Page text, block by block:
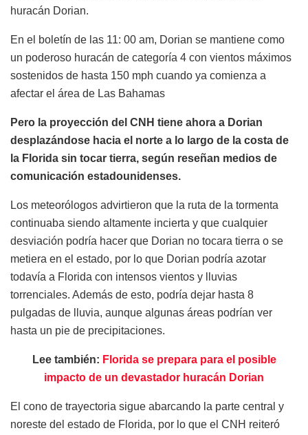
huracán Dorian.
En el boletín de las 11: 00 am, Dorian se mantiene como
un poderoso huracán de categoría 4 con vientos máximos
sostenidos de hasta 150 mph cuando ya comienza a
afectar el área de Las Bahamas
Pero la proyección del CNH tiene ahora a Dorian
desplazándose hacia el norte a lo largo de la costa de
la Florida sin tocar tierra, según reseñan medios de
comunicación estadounidenses.
Los meteorólogos advirtieron que la ruta de la tormenta
continuaba siendo altamente incierta y que cualquier
desviación podría hacer que Dorian no tocara tierra o se
metiera en el estado, por lo que Dorian podría azotar
todavía a Florida con intensos vientos y lluvias
torrenciales. Además de esto, podría dejar hasta 8
pulgadas de lluvia, aunque algunas áreas podrían ver
hasta un pie de precipitaciones.
Lee también: Florida se prepara para el posible
impacto de un devastador huracán Dorian
El cono de trayectoria sigue abarcando la parte central y
noreste del estado de Florida, por lo que el CNH reiteró